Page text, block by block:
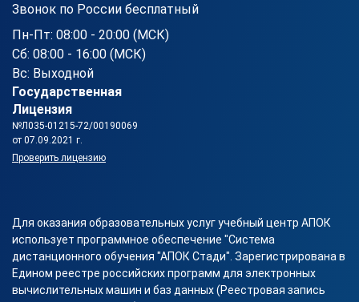
Звонок по России бесплатный
Пн-Пт: 08:00 - 20:00 (МСК)
Сб: 08:00 - 16:00 (МСК)
Вс: Выходной
Государственная
Лицензия
№Л035-01215-72/00190069
от 07.09.2021 г.
Проверить лицензию
Для оказания образовательных услуг учебный центр АПОК
использует программное обеспечение "Система
дистанционного обучения "АПОК Стади". Зарегистрирована в
Едином реестре российских программ для электронных
вычислительных машин и баз данных (Реестровая запись